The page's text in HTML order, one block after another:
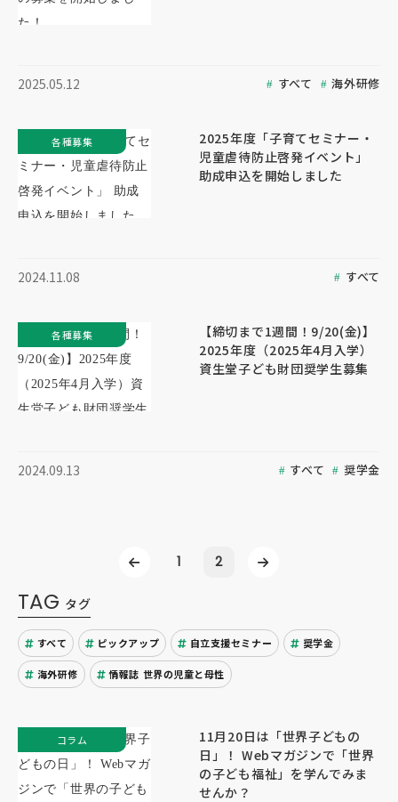
2025.05.12 すべて 海外研修
2025年度「子育てセミナー・
児童虐待防止啓発イベント」
助成申込を開始しました
2024.11.08 すべて
各種募集
【締切まで1週間！9/20(金)】
2025年度（2025年4月入学）
資生堂子ども財団奨学生募集
2024.09.13 すべて 奨学金
各種募集
1 2
TAG タグ
すべて ピックアップ 自立支援セミナー 奨学金
海外研修 情報誌 世界の児童と母性
11月20日は「世界子どもの
日」！ Webマガジンで「世界
の子ども福祉」を学んでみま
せんか？
コラム